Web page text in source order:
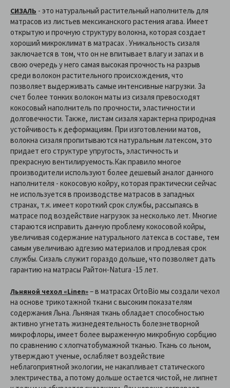
СИЗАЛЬ - это натуральный растительный наполнитель для
матрасов из листьев мексиканского растения агава. Имеет
открытую и прочную структуру волокна, которая создает
хороший микроклимат в матрасах . Уникальность сизаля
заключается в том, что он не впитывает влагу и запах и в
свою очередь у него самая высокая прочность на разрыв
среди волокон растительного происхождения, что
позволяет выдерживать самые интенсивные нагрузки. За
счет более тонких волокон маты из сизаля превосходят
кокосовый наполнитель по прочности, эластичности и
долговечности. Также, листам сизаля характерна природная
устойчивость к деформациям. При изготовлении матов,
волокна сизаля пропитываются натуральным латексом, это
придает его структуре упругость, эластичность и
прекрасную вентилируемость.Как правило многое
производители используют более дешевый аналог данного
наполнителя - кокосовую койру, которая практически сейчас
не используется в производстве матрасов в западных
странах, т.к. имеет короткий срок службы, рассыпаясь в
матрасе под воздействие нагрузок за несколько лет. Многие
стараются исправить данную проблему кокосовой койры,
увеличивая содержание натурального латекса в составе, тем
самым увеличиваю адгезию материалов и продлевая срок
службы. Сизаль служит гораздо дольше, что позволяет дать
гарантию на матрасы Райтон-Natura -15 лет.
Льняной чехол «Linen»– в матрасах OrtoBio мы создали чехол
на основе трикотажной ткани с высоким показателям
содержания Льна. Льняная ткань обладает способностью
активно угнетать жизнедеятельность болезнетворной
микрофлоры, имеет более выраженную микробную сорбцию
по сравнению с хлопчатобумажной тканью. Ткань со льном,
утверждают ученые, ослабляет воздействие
неблагоприятной экологии, не накапливает статического
электричества, а потому дольше остается чистой, не липнет